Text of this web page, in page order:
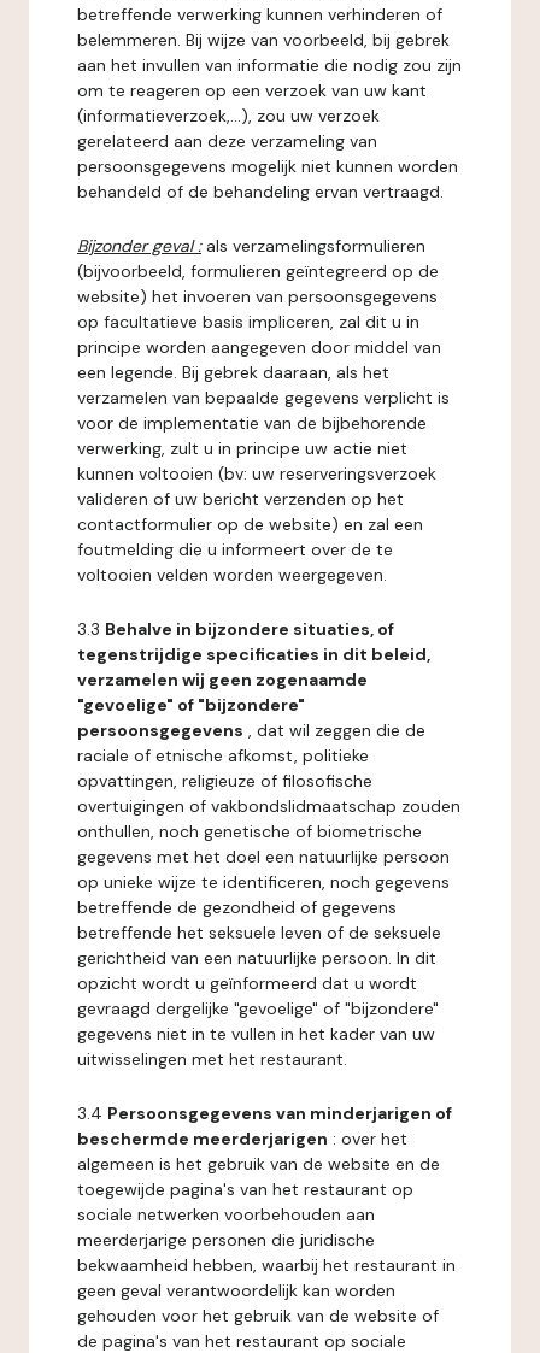
betreffende verwerking kunnen verhinderen of
belemmeren. Bij wijze van voorbeeld, bij gebrek
aan het invullen van informatie die nodig zou zijn
om te reageren op een verzoek van uw kant
(informatieverzoek,...), zou uw verzoek
gerelateerd aan deze verzameling van
persoonsgegevens mogelijk niet kunnen worden
behandeld of de behandeling ervan vertraagd.
Bijzonder geval : als verzamelingsformulieren
(bijvoorbeeld, formulieren geïntegreerd op de
website) het invoeren van persoonsgegevens
op facultatieve basis impliceren, zal dit u in
principe worden aangegeven door middel van
een legende. Bij gebrek daaraan, als het
verzamelen van bepaalde gegevens verplicht is
voor de implementatie van de bijbehorende
verwerking, zult u in principe uw actie niet
kunnen voltooien (bv: uw reserveringsverzoek
valideren of uw bericht verzenden op het
contactformulier op de website) en zal een
foutmelding die u informeert over de te
voltooien velden worden weergegeven.
3.3 Behalve in bijzondere situaties, of
tegenstrijdige specificaties in dit beleid,
verzamelen wij geen zogenaamde
"gevoelige" of "bijzondere"
persoonsgegevens , dat wil zeggen die de
raciale of etnische afkomst, politieke
opvattingen, religieuze of filosofische
overtuigingen of vakbondslidmaatschap zouden
onthullen, noch genetische of biometrische
gegevens met het doel een natuurlijke persoon
op unieke wijze te identificeren, noch gegevens
betreffende de gezondheid of gegevens
betreffende het seksuele leven of de seksuele
gerichtheid van een natuurlijke persoon. In dit
opzicht wordt u geïnformeerd dat u wordt
gevraagd dergelijke "gevoelige" of "bijzondere"
gegevens niet in te vullen in het kader van uw
uitwisselingen met het restaurant.
3.4 Persoonsgegevens van minderjarigen of
beschermde meerderjarigen : over het
algemeen is het gebruik van de website en de
toegewijde pagina's van het restaurant op
sociale netwerken voorbehouden aan
meerderjarige personen die juridische
bekwaamheid hebben, waarbij het restaurant in
geen geval verantwoordelijk kan worden
gehouden voor het gebruik van de website of
de pagina's van het restaurant op sociale